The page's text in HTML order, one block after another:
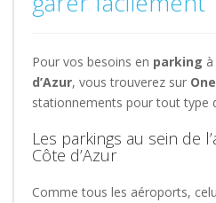
Pour vos besoins en parking à
d’Azur, vous trouverez sur
stationnements pour tout type
Les parkings au sein de
Côte d’Azur
Comme tous les aéroports,